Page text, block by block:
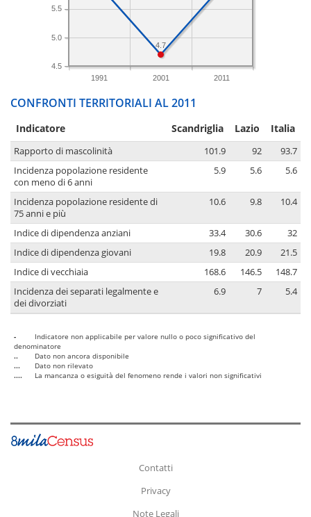
1991 2001 2011
4.5
5.0
5.5
4.7
CONFRONTI TERRITORIALI AL 2011
Indicatore Scandriglia Lazio Italia
Rapporto di mascolinità 101.9 92
93.7
Incidenza popolazione residente
con meno di 6 anni
5.9 5.6 5.6
Incidenza popolazione residente di
75 anni e più
10.6 9.8 10.4
Indice di dipendenza anziani 33.4 30.6
32
Indice di dipendenza giovani
19.8 20.9
21.5
Indice di vecchiaia
168.6 146.5
148.7
Incidenza dei separati legalmente e
dei divorziati
6.9 7 5.4
-
Indicatore non applicabile per valore nullo o poco significativo del
denominatore
..
Dato non ancora disponibile
...
Dato non rilevato
....
La mancanza o esiguità del fenomeno rende i valori non significativi
Contatti
Privacy
Note Legali